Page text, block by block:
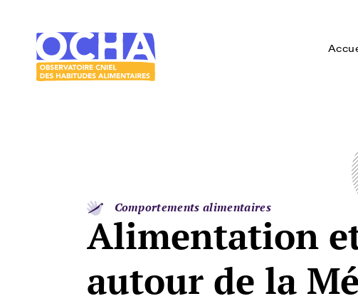
Comportements alimentaires
Alimentation
autour de la